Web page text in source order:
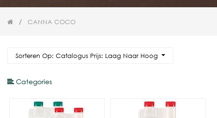
CANNA COCO
Sorteren Op: Catalogus Prijs: Laag Naar Hoog
Categories